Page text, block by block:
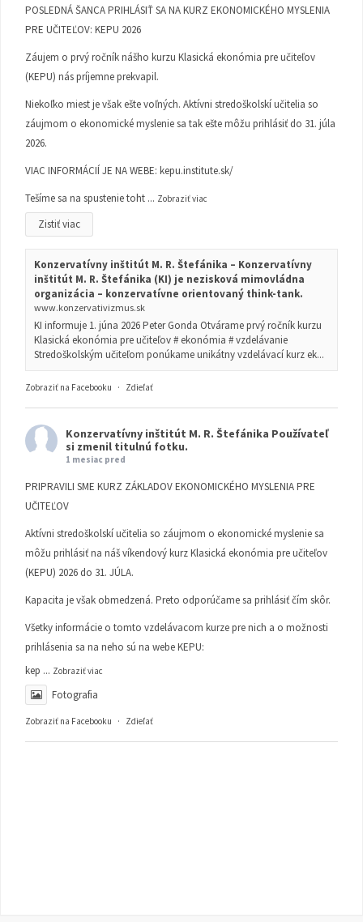
POSLEDNÁ ŠANCA PRIHLÁSIŤ SA NA KURZ EKONOMICKÉHO MYSLENIA
PRE UČITEĽOV: KEPU 2026
Záujem o prvý ročník nášho kurzu Klasická ekonómia pre učiteľov
(KEPU) nás príjemne prekvapil.
Niekoľko miest je však ešte voľných. Aktívni stredoškolskí učitelia so
záujmom o ekonomické myslenie sa tak ešte môžu prihlásiť do 31. júla
2026.
VIAC INFORMÁCIÍ JE NA WEBE: kepu.institute.sk/
Tešíme sa na spustenie toht ... Zobraziť viac
Zistiť viac
Konzervatívny inštitút M. R. Štefánika – Konzervatívny
inštitút M. R. Štefánika (KI) je nezisková mimovládna
organizácia – konzervatívne orientovaný think-tank.
www.konzervativizmus.sk
KI informuje 1. júna 2026 Peter Gonda Otvárame prvý ročník kurzu
Klasická ekonómia pre učiteľov # ekonómia # vzdelávanie
Stredoškolským učiteľom ponúkame unikátny vzdelávací kurz ek...
Zobraziť na Facebooku · Zdieľať
Konzervatívny inštitút M. R. Štefánika Používateľ
si zmenil titulnú fotku.
1 mesiac pred
PRIPRAVILI SME KURZ ZÁKLADOV EKONOMICKÉHO MYSLENIA PRE
UČITEĽOV
Aktívni stredoškolskí učitelia so záujmom o ekonomické myslenie sa
môžu prihlásiť na náš víkendový kurz Klasická ekonómia pre učiteľov
(KEPU) 2026 do 31. JÚLA.
Kapacita je však obmedzená. Preto odporúčame sa prihlásiť čím skôr.
Všetky informácie o tomto vzdelávacom kurze pre nich a o možnosti
prihlásenia sa na neho sú na webe KEPU:
kep ... Zobraziť viac
Fotografia
Zobraziť na Facebooku · Zdieľať